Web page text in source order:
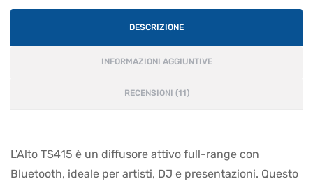
DESCRIZIONE
INFORMAZIONI AGGIUNTIVE
RECENSIONI (11)
L'Alto TS415 è un diffusore attivo full-range con
Bluetooth, ideale per artisti, DJ e presentazioni. Questo